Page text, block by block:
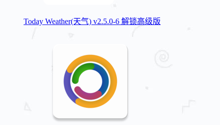
Today Weather(天气) v2.5.0-6 解锁高级版